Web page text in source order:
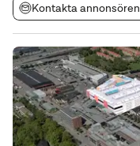
Kontakta annonsören